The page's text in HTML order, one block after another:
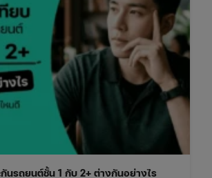
กันรถยนต์ชั้น 1 กับ 2+ ต่างกันอย่างไร